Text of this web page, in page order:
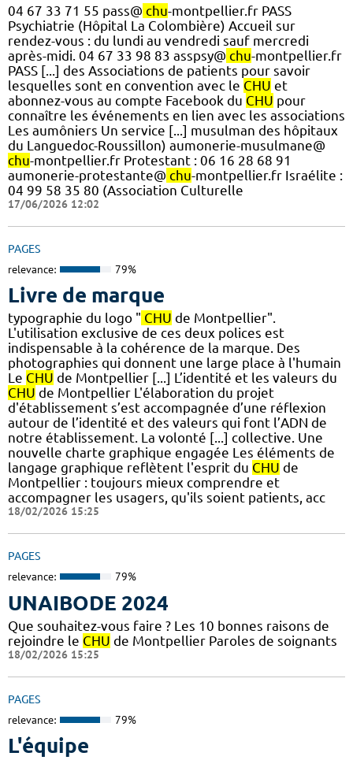
04 67 33 71 55 pass@ chu-montpellier.fr PASS
Psychiatrie (Hôpital La Colombière) Accueil sur
rendez-vous : du lundi au vendredi sauf mercredi
après-midi. 04 67 33 98 83 asspsy@ chu-montpellier.fr
PASS [...] des Associations de patients pour savoir
lesquelles sont en convention avec le CHU et
abonnez-vous au compte Facebook du CHU pour
connaître les événements en lien avec les associations
Les aumôniers Un service [...] musulman des hôpitaux
du Languedoc-Roussillon) aumonerie-musulmane@
chu-montpellier.fr Protestant : 06 16 28 68 91
aumonerie-protestante@ chu-montpellier.fr Israélite :
04 99 58 35 80 (Association Culturelle
17/06/2026 12:02
PAGES
relevance: 79%
Livre de marque
typographie du logo " CHU de Montpellier".
L'utilisation exclusive de ces deux polices est
indispensable à la cohérence de la marque. Des
photographies qui donnent une large place à l'humain
Le CHU de Montpellier [...] L’identité et les valeurs du
CHU de Montpellier L'élaboration du projet
d'établissement s’est accompagnée d’une réflexion
autour de l’identité et des valeurs qui font l’ADN de
notre établissement. La volonté [...] collective.​ Une
nouvelle charte graphique engagée Les éléments de
langage graphique reflètent l'esprit du CHU de
Montpellier : toujours mieux comprendre et
accompagner les usagers, qu'ils soient patients, acc
18/02/2026 15:25
PAGES
relevance: 79%
UNAIBODE 2024
Que souhaitez-vous faire ? Les 10 bonnes raisons de
rejoindre le CHU de Montpellier Paroles de soignants
18/02/2026 15:25
PAGES
relevance: 79%
L'équipe